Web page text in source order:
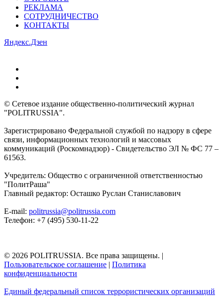
РЕКЛАМА
СОТРУДНИЧЕСТВО
КОНТАКТЫ
Яндекс.Дзен
© Сетевое издание общественно-политический журнал
"POLITRUSSIA".
Зарегистрировано Федеральной службой по надзору в сфере
связи, информационных технологий и массовых
коммуникаций (Роскомнадзор) - Свидетельство ЭЛ № ФС 77 –
61563.
Учредитель: Общество с ограниченной ответственностью
"ПолитРаша"
Главный редактор: Осташко Руслан Станиславович
E-mail: politrussia@politrussia.com
Телефон: +7 (495) 530-11-22
© 2026 POLITRUSSIA. Все права защищены. |
Пользовательское соглашение | Политика
конфиденциальности
Единый федеральный список террористических организаций